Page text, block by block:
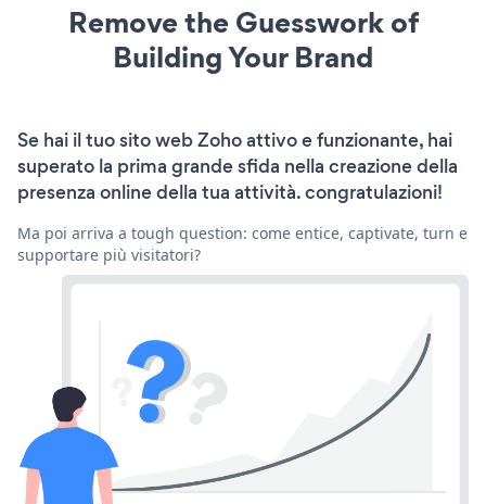
Remove the Guesswork of
Building Your Brand
Se hai il tuo sito web Zoho attivo e funzionante, hai
superato la prima grande sfida nella creazione della
presenza online della tua attività. congratulazioni!
Ma poi arriva a tough question: come entice, captivate, turn e
supportare più visitatori?